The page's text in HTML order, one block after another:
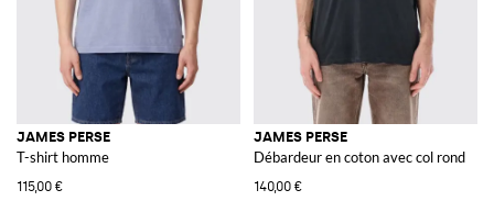
JAMES PERSE
T-shirt homme
115,00 €
JAMES PERSE
Débardeur en coton avec col rond
140,00 €